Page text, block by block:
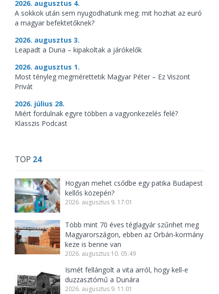
2026. augusztus 4.
A sokkok után sem nyugodhatunk meg: mit hozhat az euró
a magyar befektetőknek?
2026. augusztus 3.
Leapadt a Duna – kipakoltak a járókelők
2026. augusztus 1.
Most tényleg megmérettetik Magyar Péter – Ez Viszont
Privát
2026. július 28.
Miért fordulnak egyre többen a vagyonkezelés felé?
Klasszis Podcast
TOP 24
Hogyan mehet csődbe egy patika Budapest
kellős közepén?
2026. augusztus 9. 17:01
Több mint 70 éves téglagyár szűnhet meg
Magyarországon, ebben az Orbán-kormány
keze is benne van
2026. augusztus 10. 05:49
Ismét fellángolt a vita arról, hogy kell-e
duzzasztómű a Dunára
2026. augusztus 9. 11:01